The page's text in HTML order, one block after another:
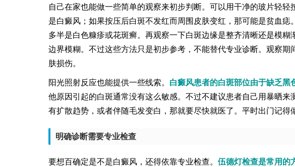
自己在家也能做一些简单的观察来初步判断。可以用干净的玻片轻
是白癜风；如果按压后白斑不发红而周围皮肤变红，那可能是贫血
多半是白色糠疹或花斑癣。再观察一下白斑边缘是整齐清晰还是模
边界模糊。不过这些方法只是初步参考，不能替代专业诊断。观察
肤损伤。
阳光照射反应也能提供一些线索。 白癜风患者的白斑部位由于缺乏黑
他原因引起的白斑通常没有这么敏感。不过不建议患者自己用暴晒
有扩散趋势，或者伴随毛发变白，那就要尽快就医了。平时出门记得
明确诊断需要专业检查
要想百确定是不是白癜风，还得依靠专业检查。 伍德灯检查是常用的